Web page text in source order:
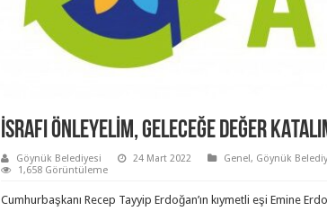
İSRAFI ÖNLEYELİM, GELECEĞE DEĞER
Göynük Belediyesi 24 Mart 2022 Genel, Göynük
1,658 Görüntüleme
Cumhurbaşkanı Recep Tayyip Erdoğan’ın kıymetli eşi Emine